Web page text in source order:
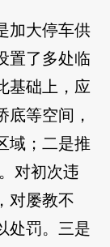
加大停车供
置了多处临
基础上，应
底等空间，
域；二是推
对初次违
对屡教不
处罚。三是